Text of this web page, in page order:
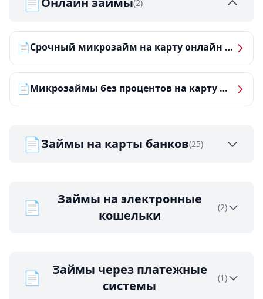
(2)
📄 Срочный микрозайм на карту онлайн — получить деньги за 5 минут
📄 Микрозаймы без процентов на карту — ТОП-10 за 2026 год
📄Займы на карты банков(25)
📄
Займы на электронные
кошельки
(2)
📄
Займы через платежные
системы
(1)